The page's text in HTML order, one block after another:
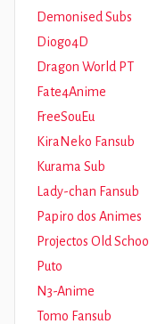
Demonised Subs
Diogo4D
Dragon World PT
Fate4Anime
FreeSouEu
KiraNeko Fansub
Kurama Sub
Lady-chan Fansub
Papiro dos Animes
Projectos Old School
Puto
N3-Anime
Tomo Fansub